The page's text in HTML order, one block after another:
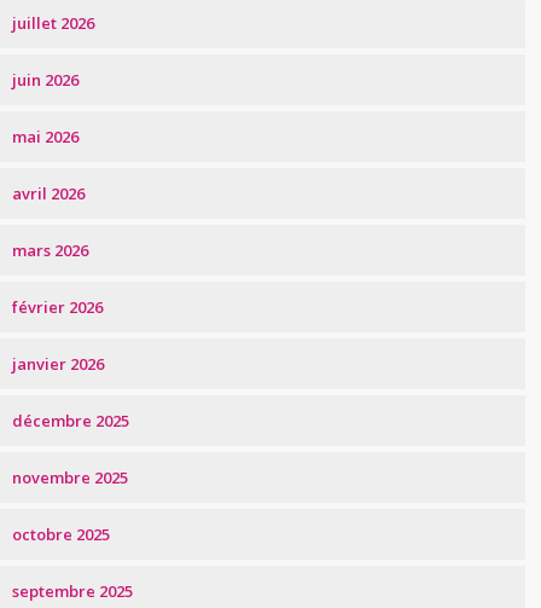
juillet 2026
juin 2026
mai 2026
avril 2026
mars 2026
février 2026
janvier 2026
décembre 2025
novembre 2025
octobre 2025
septembre 2025